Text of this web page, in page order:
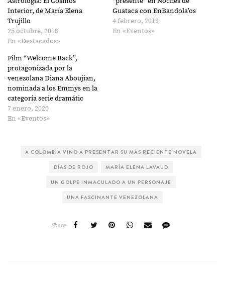
Interior, de María Elena
Trujillo
25 octubre, 2018
En «Destacados»
Guataca con EnBandola’os
4 febrero, 2019
En «Eventos»
Film “Welcome Back”,
protagonizada por la
venezolana Diana Aboujian,
nominada a los Emmys en la
categoría serie dramátic
7 enero, 2020
En «Eventos»
A COLOMBIA VINO A PRESENTAR SU MÁS RECIENTE NOVELA
DÍAS DE ROJO MARÍA ELENA LAVAUD
UN GOLPE INMACULADO A UN PERSONAJE
UNA FASCINANTE VENEZOLANA
Share